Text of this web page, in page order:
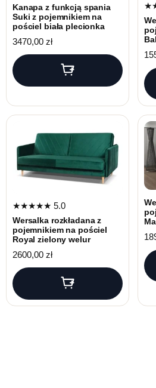
Kanapa z funkcją spania
Suki z pojemnikiem na
pościel biała plecionka
3470,00 zł
★★★★★ 5.0
Wersalka rozkładana z
pojemnikiem na pościel
Royal zielony welur
2600,00 zł